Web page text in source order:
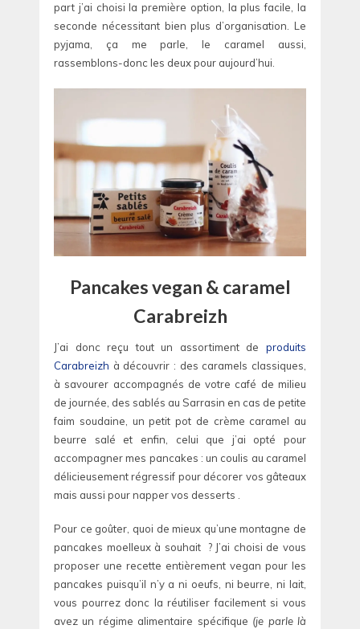
part j’ai choisi la première option, la plus facile, la
seconde nécessitant bien plus d’organisation. Le
pyjama, ça me parle, le caramel aussi,
rassemblons-donc les deux pour aujourd’hui.
Pancakes vegan & caramel
Carabreizh
J’ai donc reçu tout un assortiment de produits
Carabreizh à découvrir : des caramels classiques,
à savourer accompagnés de votre café de milieu
de journée, des sablés au Sarrasin en cas de petite
faim soudaine, un petit pot de crème caramel au
beurre salé et enfin, celui que j’ai opté pour
accompagner mes pancakes : un coulis au caramel
délicieusement régressif pour décorer vos gâteaux
mais aussi pour napper vos desserts .
Pour ce goûter, quoi de mieux qu’une montagne de
pancakes moelleux à souhait ? J’ai choisi de vous
proposer une recette entièrement vegan pour les
pancakes puisqu’il n’y a ni oeufs, ni beurre, ni lait,
vous pourrez donc la réutiliser facilement si vous
avez un régime alimentaire spécifique (je parle là